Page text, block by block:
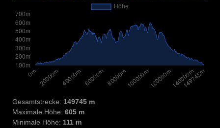
Gesamtstrecke: 149745 m
Maximale Höhe: 605 m
Minimale Höhe: 111 m